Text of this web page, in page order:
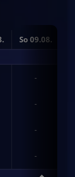
So 09.08.
-
-
-
-